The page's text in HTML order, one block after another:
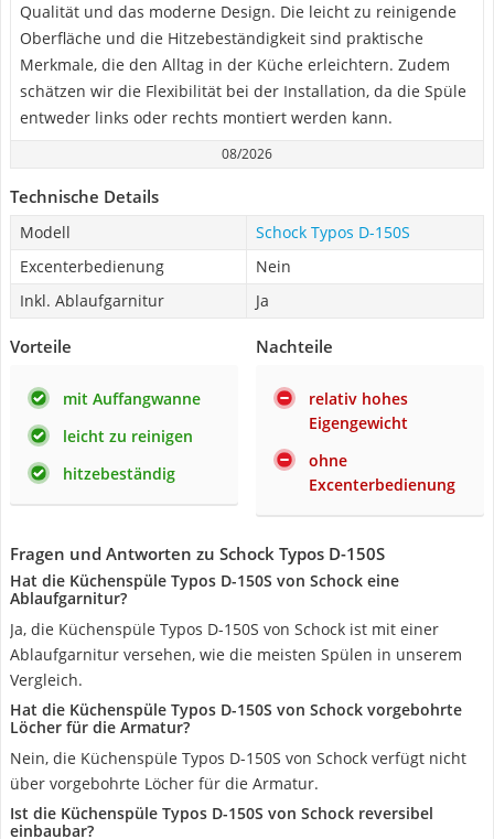
Qualität und das moderne Design. Die leicht zu reinigende
Oberfläche und die Hitzebeständigkeit sind praktische
Merkmale, die den Alltag in der Küche erleichtern. Zudem
schätzen wir die Flexibilität bei der Installation, da die Spüle
entweder links oder rechts montiert werden kann.
08/2026
Technische Details
Modell
Schock Typos D-150S
Excenterbedienung
Nein
Inkl. Ablaufgarnitur
Ja
Vorteile
mit Auffangwanne
leicht zu reinigen
hitzebeständig
Nachteile
relativ hohes
Eigengewicht
ohne
Excenterbedienung
Fragen und Antworten zu Schock Typos D-150S
Hat die Küchenspüle Typos D-150S von Schock eine
Ablaufgarnitur?
Ja, die Küchenspüle Typos D-150S von Schock ist mit einer
Ablaufgarnitur versehen, wie die meisten Spülen in unserem
Vergleich.
Hat die Küchenspüle Typos D-150S von Schock vorgebohrte
Löcher für die Armatur?
Nein, die Küchenspüle Typos D-150S von Schock verfügt nicht
über vorgebohrte Löcher für die Armatur.
Ist die Küchenspüle Typos D-150S von Schock reversibel
einbaubar?